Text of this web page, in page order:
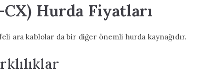
Hurda Fiyatları
ara kablolar da bir diğer önemli hurda kaynağıdır.